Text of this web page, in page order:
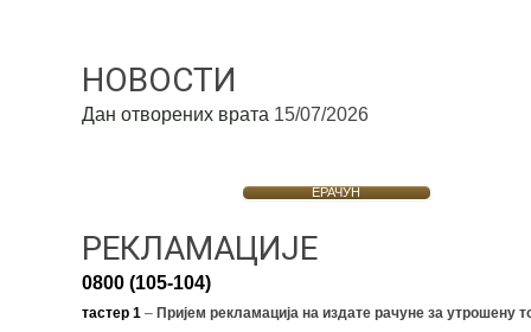
НОВОСТИ
Дан отворених врата 15/07/2026
ЕРАЧУН
РЕКЛАМАЦИЈЕ
0800 (105-104)
тастер 1–Пријем рекламација на издате рачуне за утрошену